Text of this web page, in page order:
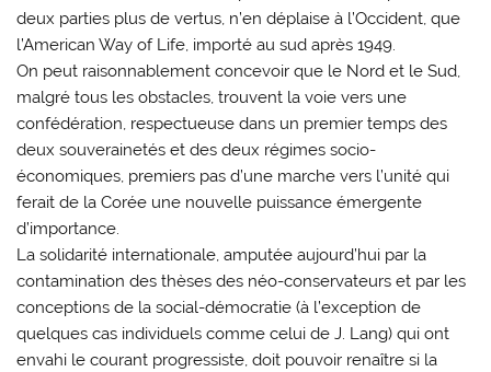
deux parties plus de vertus, n’en déplaise à l’Occident, que
l’American Way of Life, importé au sud après 1949.
On peut raisonnablement concevoir que le Nord et le Sud,
malgré tous les obstacles, trouvent la voie vers une
confédération, respectueuse dans un premier temps des
deux souverainetés et des deux régimes socio-
économiques, premiers pas d’une marche vers l’unité qui
ferait de la Corée une nouvelle puissance émergente
d’importance.
La solidarité internationale, amputée aujourd’hui par la
contamination des thèses des néo-conservateurs et par les
conceptions de la social-démocratie (à l’exception de
quelques cas individuels comme celui de J. Lang) qui ont
envahi le courant progressiste, doit pouvoir renaître si la